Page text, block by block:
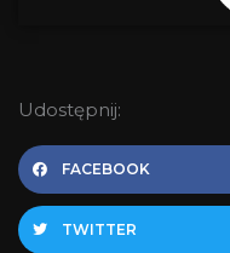
Udostępnij:
FACEBOOK
TWITTER